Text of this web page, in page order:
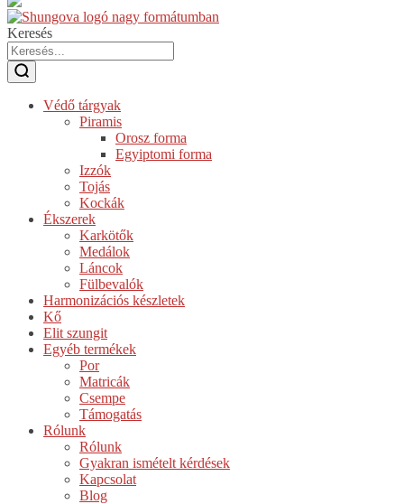
Keresés
Védő tárgyak
Piramis
Orosz forma
Egyiptomi forma
Izzók
Tojás
Kockák
Ékszerek
Karkötők
Medálok
Láncok
Fülbevalók
Harmonizációs készletek
Kő
Elit szungit
Egyéb termékek
Por
Matricák
Csempe
Támogatás
Rólunk
Rólunk
Gyakran ismételt kérdések
Kapcsolat
Blog